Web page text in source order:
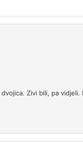
Zivi bili, pa